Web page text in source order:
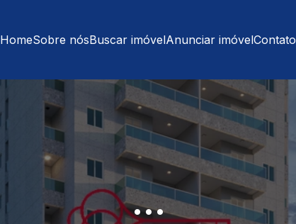
HomeSobre nósBuscar imóvelAnunciar imóvelContato
...